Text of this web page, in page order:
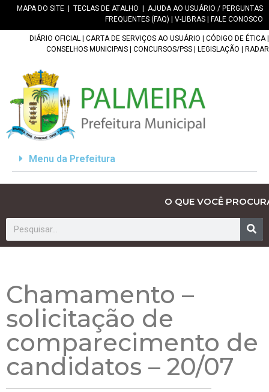
MAPA DO SITE TECLAS DE ATALHO
AJUDA AO USUÁRIO / PERGUNTAS
FREQUENTES (FAQ)
V-LIBRAS FALE CONOSCO
DIÁRIO OFICIAL CARTA DE SERVIÇOS AO USUÁRIO CÓDIGO DE ÉTICA|
CONSELHOS MUNICIPAIS
CONCURSOS/PSS LEGISLAÇÃO RADAR
Menu da Prefeitura
O QUE VOCÊ
Chamamento –
solicitação de
comparecimento de
candidatos – 20/07